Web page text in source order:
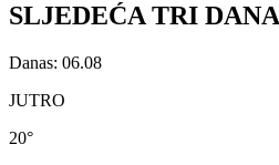
SLJEDEĆA TRI DANA
Danas: 06.08
JUTRO
20°